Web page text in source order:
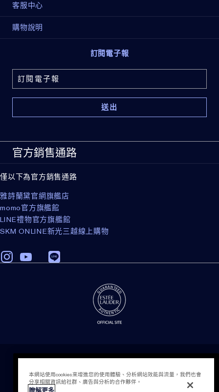
內含：
白金級黑鑽松露雙導奇蹟眼霜
白金級黑鑽松露奇蹟修護亮眼精萃15ml
白金級極萃賦活花秘凝露200ml
*特惠組不適用折扣優惠(亦不適用新客9折)
客服中心
購物說明
訂閱電子報
官方銷售通路
僅以下為官方銷售通路
雅詩蘭黛官網旗艦店
momo官方旗艦館
LINE禮物官方旗艦館
SKM ONLINE新光三越線上購物
隱私權政策
條款細則
會員計畫相關之條款與細則
TOP
本網站使用cookies來增進您的使用體驗、分析網站效能與流量，我們也會
分享相關資訊給社群、廣告與分析的合作夥伴。
瞭解更多